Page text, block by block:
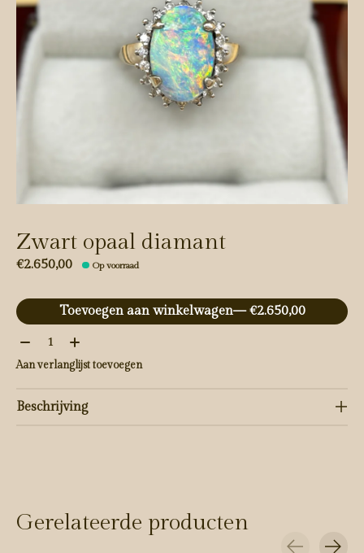
Zwart opaal diamant
€2.650,00 Op voorraad
Toevoegen aan winkelwagen
— €2.650,00
Aantal:
Aan verlanglijst toevoegen
Beschrijving
Gerelateerde producten